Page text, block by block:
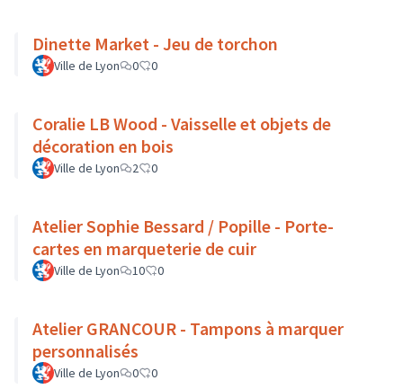
Dinette Market - Jeu de torchon
Ville de Lyon 0 0
Coralie LB Wood - Vaisselle et objets de
décoration en bois
Ville de Lyon 2 0
Atelier Sophie Bessard / Popille - Porte-
cartes en marqueterie de cuir
Ville de Lyon 10 0
Atelier GRANCOUR - Tampons à marquer
personnalisés
Ville de Lyon 0 0